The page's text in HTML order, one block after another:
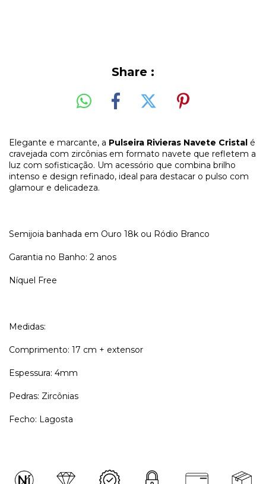
Share :
Elegante e marcante, a Pulseira Rivieras Navete Cristal é
cravejada com zircônias em formato navete que refletem a
luz com sofisticação. Um acessório que combina brilho
intenso e design refinado, ideal para destacar o pulso com
glamour e delicadeza.
Semijoia banhada em Ouro 18k ou Ródio Branco
Garantia no Banho: 2 anos
Níquel Free
Medidas:
Comprimento: 17 cm + extensor
Espessura: 4mm
Pedras: Zircônias
Fecho: Lagosta